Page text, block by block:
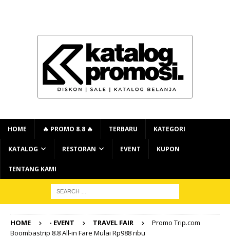
HOME 🔥 PROMO 8.8 🔥 TERBARU KATEGORI
KATALOG RESTORAN EVENT KUPON
TENTANG KAMI
HOME - EVENT TRAVEL FAIR
Promo Trip.com
Boombastrip 8.8 All-in Fare Mulai Rp988 ribu